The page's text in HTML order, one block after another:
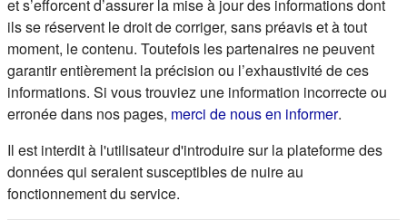
et s’efforcent d’assurer la mise à jour des informations dont
ils se réservent le droit de corriger, sans préavis et à tout
moment, le contenu. Toutefois les partenaires ne peuvent
garantir entièrement la précision ou l’exhaustivité de ces
informations. Si vous trouviez une information incorrecte ou
erronée dans nos pages, merci de nous en informer(s'ouvre
.
Il est interdit à l'utilisateur d'introduire sur la plateforme des
données qui seraient susceptibles de nuire au
fonctionnement du service.